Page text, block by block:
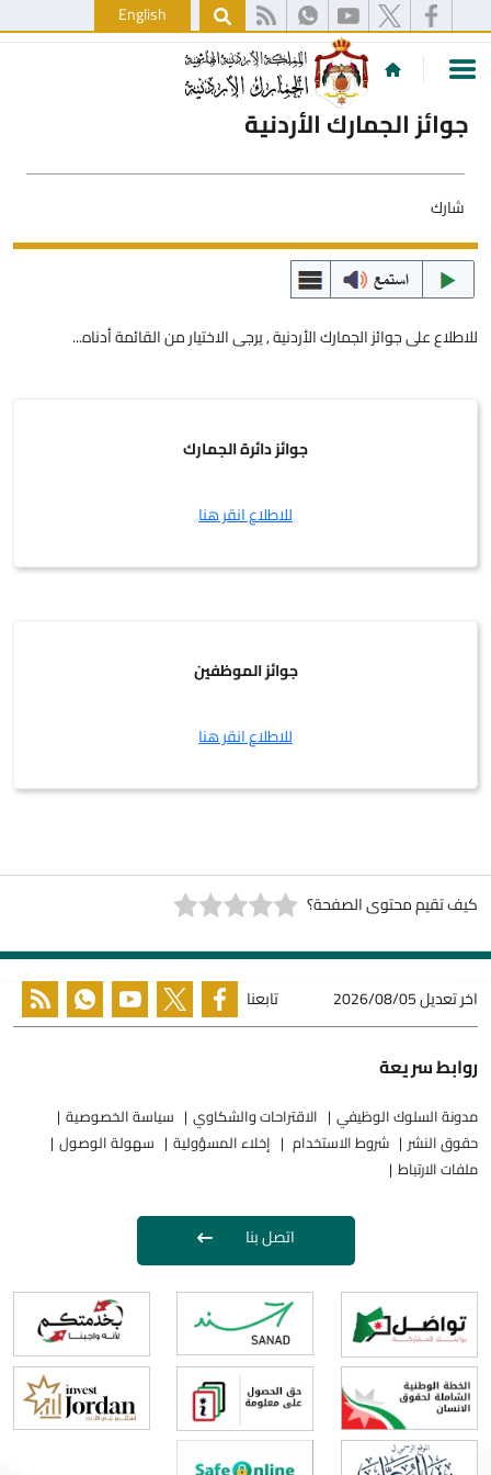
English
جوائز الجمارك الأردنية
شارك
للاطلاع على جوائز الجمارك الأردنية , يرجى الاختيار من القائمة أدناه...
جوائز دائرة الجمارك
للاطلاع انقر هنا
جوائز الموظفين
للاطلاع انقر هنا
كيف تقيم محتوى الصفحة؟
اخر تعديل2026/08/05 تابعنا
روابط سريعة
مدونة السلوك الوظيفي الاقتراحات والشكاوي
سياسة الخصوصية
حقوق النشر
شروط الاستخدام إخلاء المسؤولية
سهولة الوصول
ملفات الارتباط
اتصل بنا